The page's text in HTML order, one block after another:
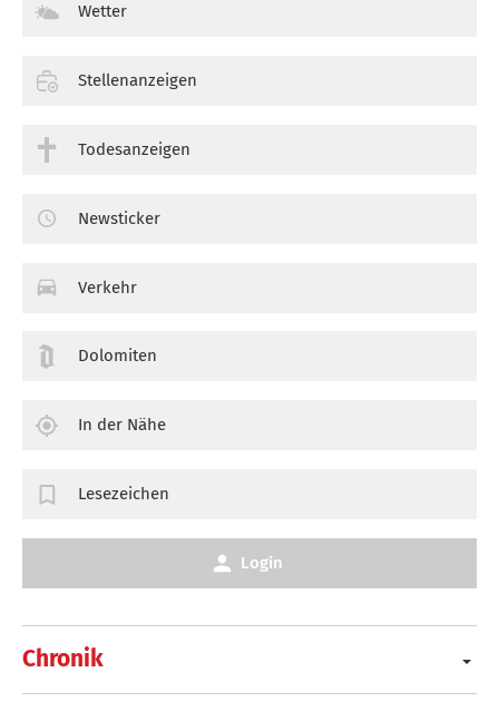
Chronik
Wetter
Stellenanzeigen
Todesanzeigen
Newsticker
Verkehr
Dolomiten
In der Nähe
Lesezeichen
Login